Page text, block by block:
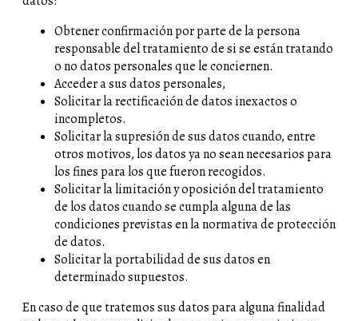
Obtener confirmación por parte de la persona
responsable del tratamiento de si se están tratando
o no datos personales que le conciernen.
Acceder a sus datos personales,
Solicitar la rectificación de datos inexactos o
incompletos.
Solicitar la supresión de sus datos cuando, entre
otros motivos, los datos ya no sean necesarios para
los fines para los que fueron recogidos.
Solicitar la limitación y oposición del tratamiento
de los datos cuando se cumpla alguna de las
condiciones previstas en la normativa de protección
de datos.
Solicitar la portabilidad de sus datos en
determinado supuestos.
En caso de que tratemos sus datos para alguna finalidad